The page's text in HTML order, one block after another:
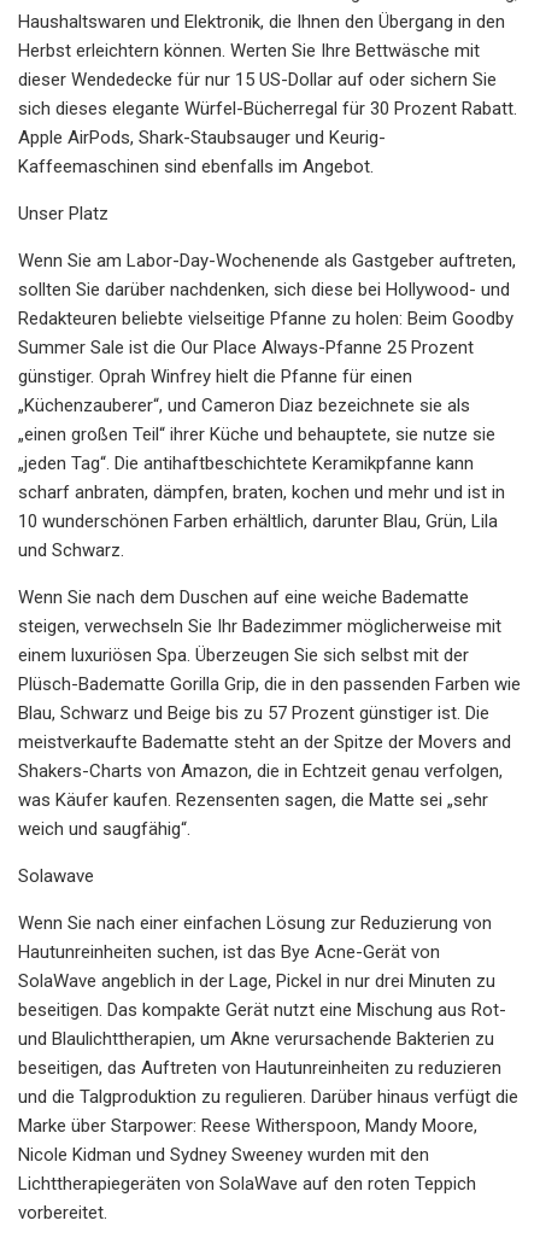
Haushaltswaren und Elektronik, die Ihnen den Übergang in den
Herbst erleichtern können. Werten Sie Ihre Bettwäsche mit
dieser Wendedecke für nur 15 US-Dollar auf oder sichern Sie
sich dieses elegante Würfel-Bücherregal für 30 Prozent Rabatt.
Apple AirPods, Shark-Staubsauger und Keurig-
Kaffeemaschinen sind ebenfalls im Angebot.
Unser Platz
Wenn Sie am Labor-Day-Wochenende als Gastgeber auftreten,
sollten Sie darüber nachdenken, sich diese bei Hollywood- und
Redakteuren beliebte vielseitige Pfanne zu holen: Beim Goodby
Summer Sale ist die Our Place Always-Pfanne 25 Prozent
günstiger. Oprah Winfrey hielt die Pfanne für einen
„Küchenzauberer“, und Cameron Diaz bezeichnete sie als
„einen großen Teil“ ihrer Küche und behauptete, sie nutze sie
„jeden Tag“. Die antihaftbeschichtete Keramikpfanne kann
scharf anbraten, dämpfen, braten, kochen und mehr und ist in
10 wunderschönen Farben erhältlich, darunter Blau, Grün, Lila
und Schwarz.
Wenn Sie nach dem Duschen auf eine weiche Badematte
steigen, verwechseln Sie Ihr Badezimmer möglicherweise mit
einem luxuriösen Spa. Überzeugen Sie sich selbst mit der
Plüsch-Badematte Gorilla Grip, die in den passenden Farben wie
Blau, Schwarz und Beige bis zu 57 Prozent günstiger ist. Die
meistverkaufte Badematte steht an der Spitze der Movers and
Shakers-Charts von Amazon, die in Echtzeit genau verfolgen,
was Käufer kaufen. Rezensenten sagen, die Matte sei „sehr
weich und saugfähig“.
Solawave
Wenn Sie nach einer einfachen Lösung zur Reduzierung von
Hautunreinheiten suchen, ist das Bye Acne-Gerät von
SolaWave angeblich in der Lage, Pickel in nur drei Minuten zu
beseitigen. Das kompakte Gerät nutzt eine Mischung aus Rot-
und Blaulichttherapien, um Akne verursachende Bakterien zu
beseitigen, das Auftreten von Hautunreinheiten zu reduzieren
und die Talgproduktion zu regulieren. Darüber hinaus verfügt die
Marke über Starpower: Reese Witherspoon, Mandy Moore,
Nicole Kidman und Sydney Sweeney wurden mit den
Lichttherapiegeräten von SolaWave auf den roten Teppich
vorbereitet.